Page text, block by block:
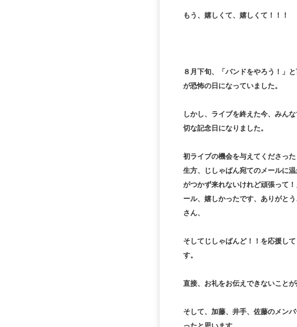
もう、嬉しくて、嬉しくて！！！
８月下旬、「バンドをやろう！」
が恐怖の日になっていました。
しかし、ライブを終えた今、みん
切な記念日になりました。
初ライブの機会を与えてくださっ
生方、じしゃばん宛てのメールに
がつかず来れないけれど頑張って
ール、嬉しかったです、ありがと
さん、
そしてじしゃばんど！！を応援し
す。
直接、お礼をお伝えできないこと
そして、加藤、井手、佐藤のメン